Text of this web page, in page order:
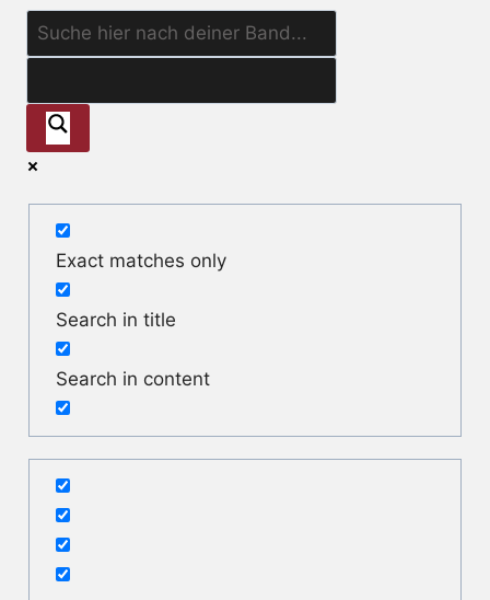
Exact matches only
Search in title
Search in content